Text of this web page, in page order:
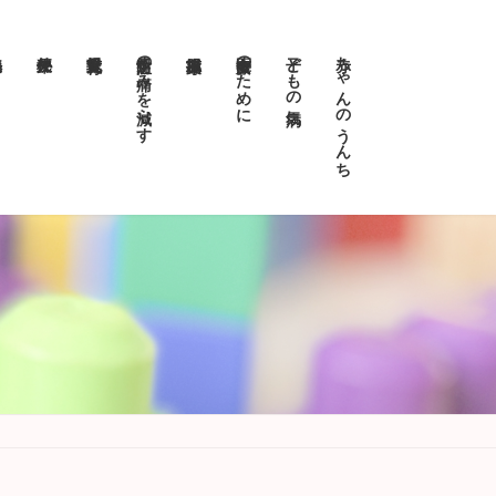
予防注射の痛みを減らす 医療安全のために 子どもの病気 赤ちゃんのうんち